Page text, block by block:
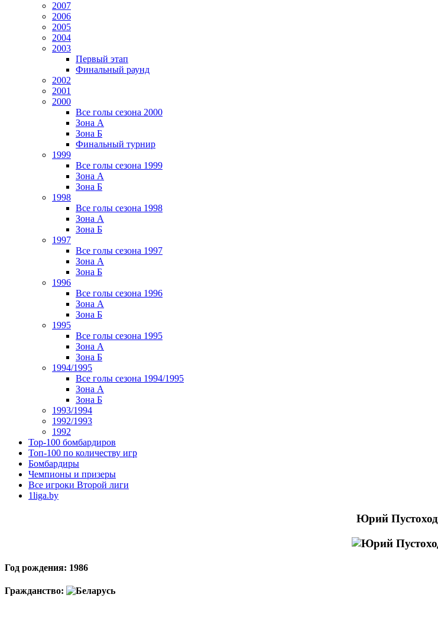
2007
2006
2005
2004
2003
Первый этап
Финальный раунд
2002
2001
2000
Все голы сезона 2000
Зона А
Зона Б
Финальный турнир
1999
Все голы сезона 1999
Зона А
Зона Б
1998
Все голы сезона 1998
Зона А
Зона Б
1997
Все голы сезона 1997
Зона А
Зона Б
1996
Все голы сезона 1996
Зона А
Зона Б
1995
Все голы сезона 1995
Зона А
Зона Б
1994/1995
Все голы сезона 1994/1995
Зона А
Зона Б
1993/1994
1992/1993
1992
Top-100 бомбардиров
Топ-100 по количеству игр
Бомбардиры
Чемпионы и призеры
Все игроки Второй лиги
1liga.by
Юрий Пустоход
Год рождения: 1986
Гражданство: